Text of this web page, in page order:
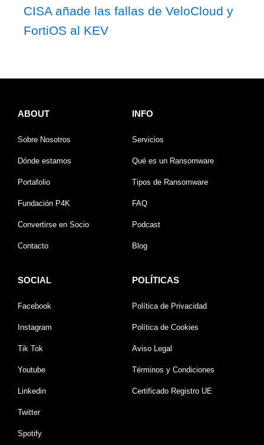
CISA añade las fallas de VeloCloud y
FortiOS al KEV
ABOUT
Sobre Nosotros
Dónde estamos
Portafolio
Fundación P4K
Convertirse en Socio
Contacto
INFO
Servicios
Qué es un Ransomware
Tipos de Ransomware
FAQ
Podcast
Blog
SOCIAL
Facebook
Instagram
Tik Tok
Youtube
Linkedin
Twitter
Spotify
POLÍTICAS
Política de Privacidad
Política de Cookies
Aviso Legal
Términos y Condiciones
Certificado Registro UE